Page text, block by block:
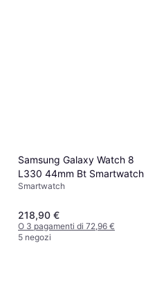
Samsung Galaxy Watch 8
L330 44mm Bt Smartwatch
Smartwatch
218,90 €
O 3 pagamenti di 72,96 €
5 negozi